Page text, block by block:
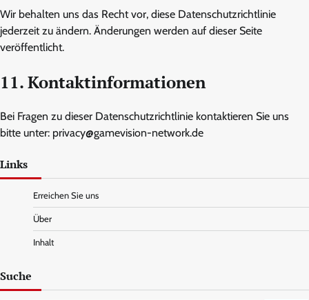
Wir behalten uns das Recht vor, diese Datenschutzrichtlinie
jederzeit zu ändern. Änderungen werden auf dieser Seite
veröffentlicht.
11. Kontaktinformationen
Bei Fragen zu dieser Datenschutzrichtlinie kontaktieren Sie uns
bitte unter: privacy@gamevision-network.de
Links
Erreichen Sie uns
Über
Inhalt
Suche